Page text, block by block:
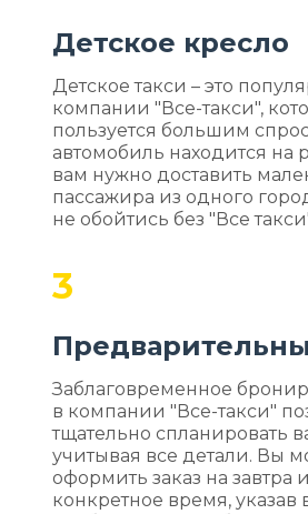
Детское кресло
Детское такси – это
компании "Все-такси",
пользуется большим
автомобиль находится на
вам нужно доставить
пассажира из одного
не обойтись без "Все
3
Заблаговременное
в компании "Все-такси"
тщательно спланировать
учитывая все детали. Вы
оформить заказ на завтра
конкретное время, указав